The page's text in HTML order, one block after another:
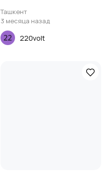
Ташкент
3 месяца назад
220volt